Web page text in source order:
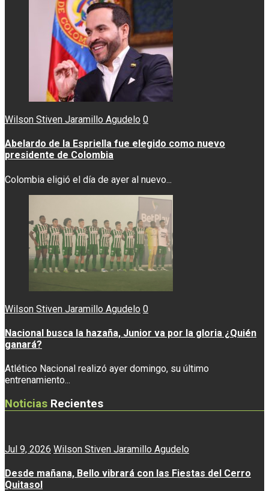
Wilson Stiven Jaramillo Agudelo 0
Abelardo de la Espriella fue elegido como nuevo
presidente de Colombia
Colombia eligió el día de ayer al nuevo...
Wilson Stiven Jaramillo Agudelo 0
Nacional busca la hazaña, Junior va por la gloria ¿Quién
ganará?
Atlético Nacional realizó ayer domingo, su último
entrenamiento...
Noticias Recientes
Jul 9, 2026 Wilson Stiven Jaramillo Agudelo
Desde mañana, Bello vibrará con las Fiestas del Cerro
Quitasol